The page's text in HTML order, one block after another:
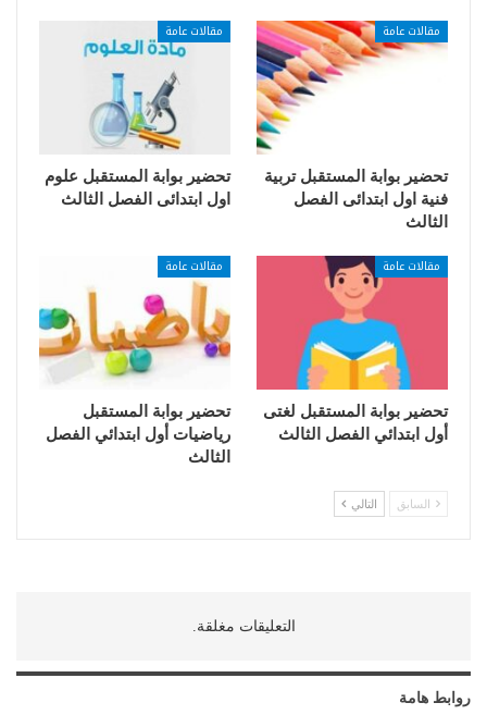
مقالات عامة
تحضير بوابة المستقبل تربية
فنية اول ابتدائى الفصل
الثالث
مقالات عامة
تحضير بوابة المستقبل علوم
اول ابتدائى الفصل الثالث
مقالات عامة
تحضير بوابة المستقبل لغتى
أول ابتدائي الفصل الثالث
مقالات عامة
تحضير بوابة المستقبل
رياضيات أول ابتدائي الفصل
الثالث
السابق التالي
التعليقات مغلقة.
روابط هامة